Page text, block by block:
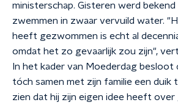
ministerschap. Gisteren werd bekend
zwemmen in zwaar vervuild water.
heeft gezwommen is echt al
omdat het zo gevaarlijk zou zijn",
In het kader van Moederdag besloot
tóch samen met zijn familie een duik
zien dat hij zijn eigen idee heeft over